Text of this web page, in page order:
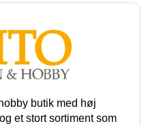
butik med høj
et stort sortiment som